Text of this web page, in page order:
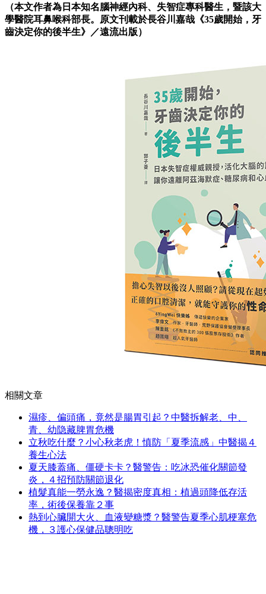
（本文作者為日本知名腦神經內科、失智症專科醫生，暨該大
學醫院耳鼻喉科部長。原文刊載於長谷川嘉哉《35歲開始，牙
齒決定你的後半生》／遠流出版）
相關文章
濕疹、偏頭痛，竟然是腸胃引起？中醫拆解老、中、
青、幼隐藏脾胃危機
立秋吃什麼？小心秋老虎！慎防「夏季流感」中醫揭４
養生心法
夏天膝蓋痛、僵硬卡卡？醫警告：吃冰恐催化關節發
炎，４招預防關節退化
植髮真能一勞永逸？醫揭密度真相：植過頭降低存活
率，術後保養靠２事
熱到心臟開大火、血液變糖漿？醫警告夏季心肌梗塞危
機，３護心保健品聰明吃